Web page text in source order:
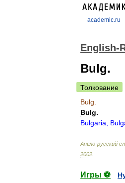
academic.ru
English-
Bulg.
Толкование
Bulg
Bulg.
Bulgaria
Англо-русский
2002
Игры ⚽